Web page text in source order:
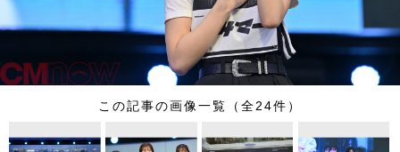
この記事の画像一覧（全24件）